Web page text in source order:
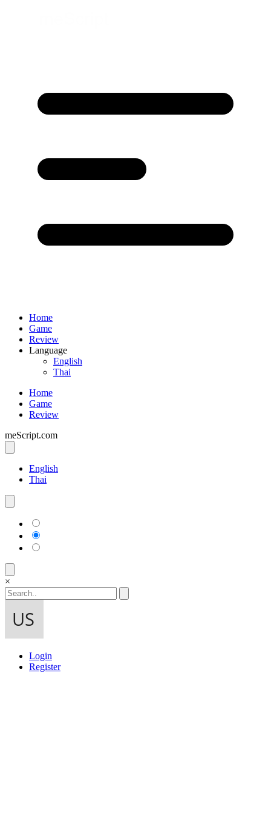
Home
Game
Review
Language
English
Thai
Home
Game
Review
meScript.com
English
Thai
×
Login
Register